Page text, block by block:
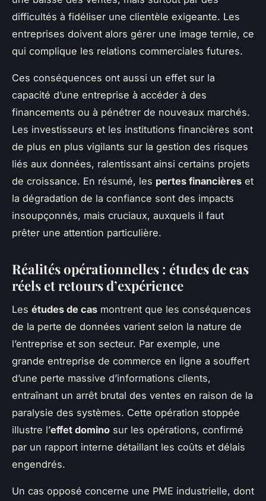
difficultés à fidéliser une clientèle exigeante. Les
entreprises doivent alors gérer une image ternie, ce
qui complique les relations commerciales futures.
Ces conséquences ont aussi un effet sur la
capacité d’une entreprise à accéder à des
financements ou à pénétrer de nouveaux marchés.
Les investisseurs et les institutions financières sont
de plus en plus vigilants sur la gestion des risques
liés aux données, ralentissant ainsi certains projets
de croissance. En résumé, les pertes financières et
la dégradation de la confiance sont des impacts
insoupçonnés, mais cruciaux, auxquels il faut
prêter une attention particulière.
Réalités opérationnelles : études de cas
réels et retours d’expérience
Les études de cas montrent que les conséquences
de la perte de données varient selon la nature de
l’entreprise et son secteur. Par exemple, une
grande entreprise de commerce en ligne a souffert
d’une perte massive d’informations clients,
entraînant un arrêt brutal des ventes en raison de la
paralysie des systèmes. Cette opération stoppée
illustre l’effet domino sur les opérations, confirmé
par un rapport interne détaillant les coûts et délais
engendrés.
Un cas opposé concerne une PME industrielle, dont